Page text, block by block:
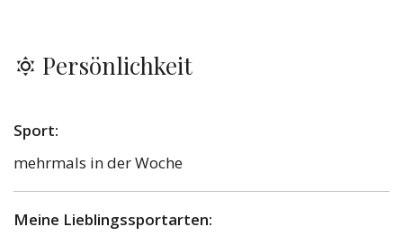
Persönlichkeit
Sport:
mehrmals in der Woche
Meine Lieblingssportarten: